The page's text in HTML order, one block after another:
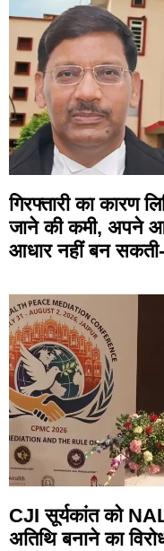
गिरफ्तारी का कारण
जाने की कमी, अपने
आधार नहीं बन सकती-
CJI सूर्यकांत को
अतिथि बनाने का